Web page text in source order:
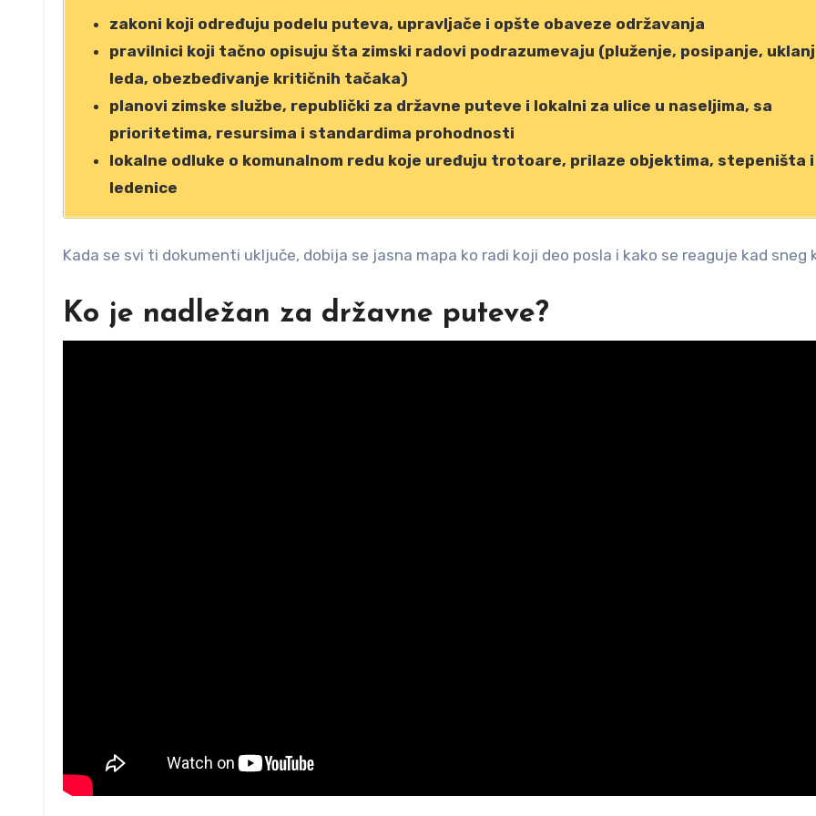
zakoni koji određuju podelu puteva, upravljače i opšte obaveze održavanja
pravilnici koji tačno opisuju šta zimski radovi podrazumevaju (pluženje, posipanje,
leda, obezbeđivanje kritičnih tačaka)
planovi zimske službe, republički za državne puteve i lokalni za ulice u naseljima, sa
prioritetima, resursima i standardima prohodnosti
lokalne odluke o komunalnom redu koje uređuju trotoare, prilaze objektima, stepeništa i
ledenice
Kada se svi ti dokumenti uključe, dobija se jasna mapa ko radi koji deo posla i kako se reaguje kad sneg
Ko je nadležan za državne puteve?